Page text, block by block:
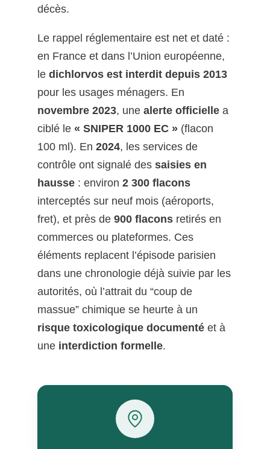
décès.
Le rappel réglementaire est net et daté :
en France et dans l’Union européenne,
ledichlorvos est interdit depuis 2013
pour les usages ménagers. En
novembre 2023, unealerte officielle a
ciblé le« SNIPER 1000 EC » (flacon
100 ml). En2024, les services de
contrôle ont signalé dessaisies en
hausse : environ2 300 flacons
interceptés sur neuf mois (aéroports,
fret), et près de900 flacons retirés en
commerces ou plateformes. Ces
éléments replacent l’épisode parisien
dans une chronologie déjà suivie par les
autorités, où l’attrait du “coup de
massue” chimique se heurte à un
risque toxicologique documenté et à
une interdiction formelle.